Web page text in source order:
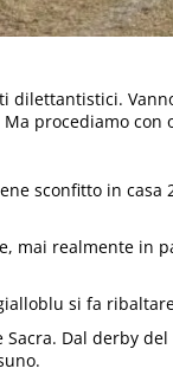
procediamo con
sconfitto in casa
mai realmente in
si fa
Sacra. Dal derby